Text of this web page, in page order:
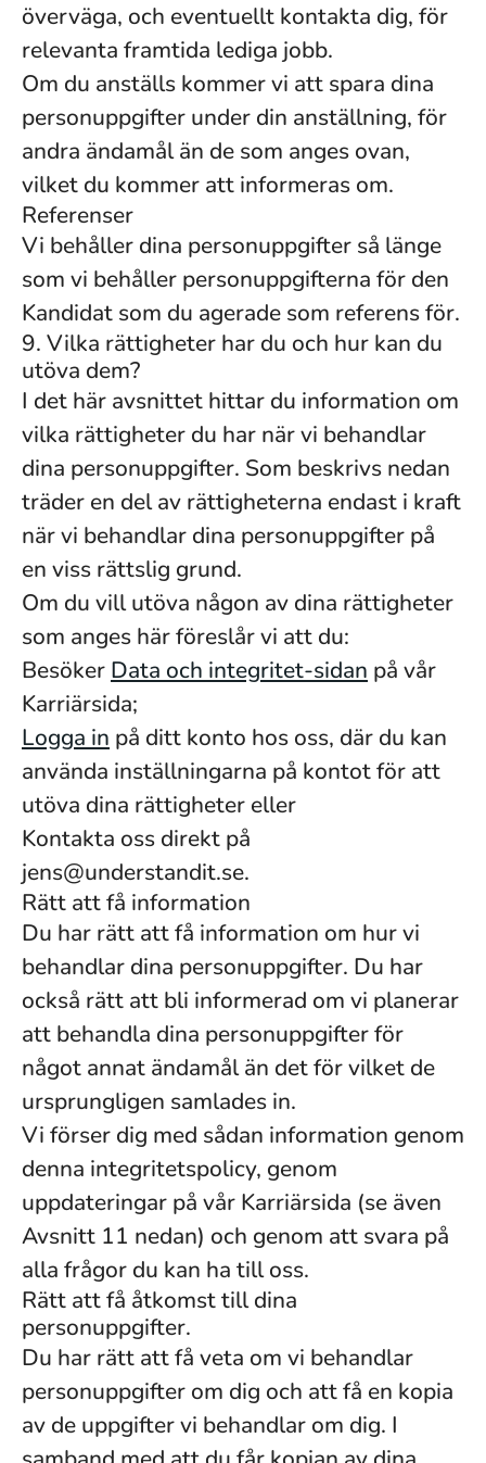
överväga, och eventuellt kontakta dig, för
relevanta framtida lediga jobb.
Om du anställs kommer vi att spara dina
personuppgifter under din anställning, för
andra ändamål än de som anges ovan,
vilket du kommer att informeras om.
Referenser
Vi behåller dina personuppgifter så länge
som vi behåller personuppgifterna för den
Kandidat som du agerade som referens för.
9. Vilka rättigheter har du och hur kan du
utöva dem?
I det här avsnittet hittar du information om
vilka rättigheter du har när vi behandlar
dina personuppgifter. Som beskrivs nedan
träder en del av rättigheterna endast i kraft
när vi behandlar dina personuppgifter på
en viss rättslig grund.
Om du vill utöva någon av dina rättigheter
som anges här föreslår vi att du:
Besöker Data och integritet-sidan på vår
Karriärsida;
Logga in på ditt konto hos oss, där du kan
använda inställningarna på kontot för att
utöva dina rättigheter eller
Kontakta oss direkt på
jens@understandit.se.
Rätt att få information
Du har rätt att få information om hur vi
behandlar dina personuppgifter. Du har
också rätt att bli informerad om vi planerar
att behandla dina personuppgifter för
något annat ändamål än det för vilket de
ursprungligen samlades in.
Vi förser dig med sådan information genom
denna integritetspolicy, genom
uppdateringar på vår Karriärsida (se även
Avsnitt 11 nedan) och genom att svara på
alla frågor du kan ha till oss.
Rätt att få åtkomst till dina
personuppgifter.
Du har rätt att få veta om vi behandlar
personuppgifter om dig och att få en kopia
av de uppgifter vi behandlar om dig. I